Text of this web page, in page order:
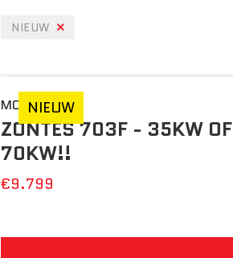
NIEUW
NIEUW
MOTO
ZONTES 703F - 35KW OF
70KW!!
€9.799